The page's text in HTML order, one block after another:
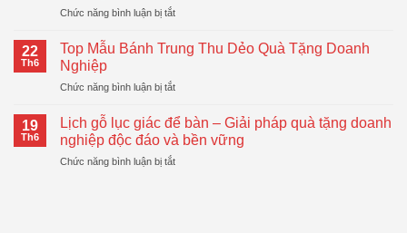
Hiện
Thiết
In
–
Quà
Doanh
Nghiệp
Quả
Chức năng bình luận bị tắtở
Tay
Động
Gọn
Đang
Xu
22
Th6
Top Mẫu Bánh Trung Thu Dẻo Quà Tặng Doanh
Nghiệp
Chức năng bình luận bị tắtở
Mẫu
Bánh
Trung
Thu
19
Th6
Lịch gỗ lục giác để bàn – Giải pháp quà tặng doanh
nghiệp độc đáo và bền vững
Chức năng bình luận bị tắtở